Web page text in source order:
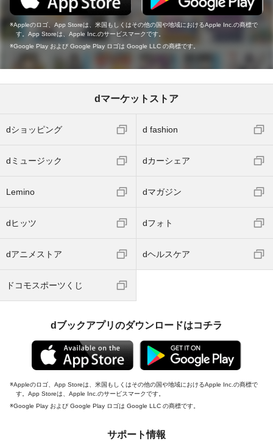
Appleのロゴ、App Storeは、米国もしくはその他の国や地域におけるApple Inc.の商標で
す。App Storeは、Apple Inc.のサービスマークです。
Google Play および Google Play ロゴは Google LLC の商標です。
dマーケットストア
dショッピング d fashion
dミュージック dカーシェア
Lemino dマガジン
dヒッツ dフォト
dアニメストア dヘルスケア
ドコモスポーツくじ
dブックアプリのダウンロードはコチラ
Appleのロゴ、App Storeは、米国もしくはその他の国や地域におけるApple Inc.の商標で
す。App Storeは、Apple Inc.のサービスマークです。
Google Play および Google Play ロゴは Google LLC の商標です。
サポート情報